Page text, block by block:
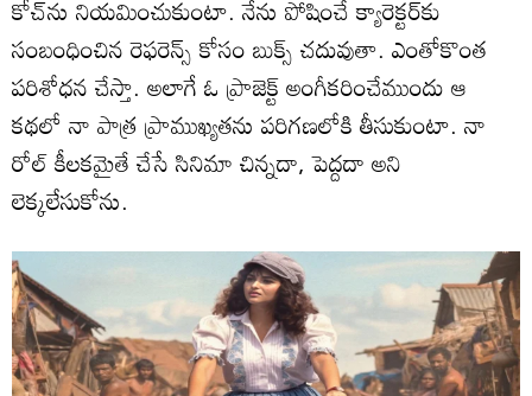
కోచ్‌ను నియమించుకుంటా. నేను పోషించే క్యారెక్టర్‌కు
సంబంధించిన రెఫరెన్స్‌ కోసం బుక్స్‌ చదువుతా. ఎంతోకొంత
పరిశోధన చేస్తా. అలాగే ఓ ప్రాజెక్ట్‌ అంగీకరించేముందు ఆ
కథలో నా పాత్ర ప్రాముఖ్యతను పరిగణలోకి తీసుకుంటా. నా
రోల్‌ కీలకమైతే చేసే సినిమా చిన్నదా, పెద్దదా అని
లెక్కలేసుకోను.